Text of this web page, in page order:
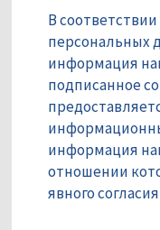
В
персональных
информация
подписанное
информация
отношении
явного